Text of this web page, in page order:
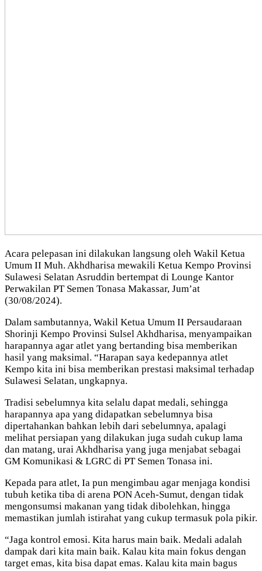
Acara pelepasan ini dilakukan langsung oleh Wakil Ketua
Umum II Muh. Akhdharisa mewakili Ketua Kempo Provinsi
Sulawesi Selatan Asruddin bertempat di Lounge Kantor
Perwakilan PT Semen Tonasa Makassar, Jum’at
(30/08/2024).
Dalam sambutannya, Wakil Ketua Umum II Persaudaraan
Shorinji Kempo Provinsi Sulsel Akhdharisa, menyampaikan
harapannya agar atlet yang bertanding bisa memberikan
hasil yang maksimal. “Harapan saya kedepannya atlet
Kempo kita ini bisa memberikan prestasi maksimal terhadap
Sulawesi Selatan, ungkapnya.
Tradisi sebelumnya kita selalu dapat medali, sehingga
harapannya apa yang didapatkan sebelumnya bisa
dipertahankan bahkan lebih dari sebelumnya, apalagi
melihat persiapan yang dilakukan juga sudah cukup lama
dan matang, urai Akhdharisa yang juga menjabat sebagai
GM Komunikasi & LGRC di PT Semen Tonasa ini.
Kepada para atlet, Ia pun mengimbau agar menjaga kondisi
tubuh ketika tiba di arena PON Aceh-Sumut, dengan tidak
mengonsumsi makanan yang tidak dibolehkan, hingga
memastikan jumlah istirahat yang cukup termasuk pola pikir.
“Jaga kontrol emosi. Kita harus main baik. Medali adalah
dampak dari kita main baik. Kalau kita main fokus dengan
target emas, kita bisa dapat emas. Kalau kita main bagus